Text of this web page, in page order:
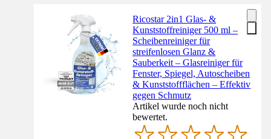
Ricostar 2in1 Glas- &
Kunststoffreiniger 500 ml –
Scheibenreiniger für
streifenlosen Glanz &
Sauberkeit – Glasreiniger für
Fenster, Spiegel, Autoscheiben
& Kunststoffflächen – Effektiv
gegen Schmutz
Artikel wurde noch nicht
bewertet.